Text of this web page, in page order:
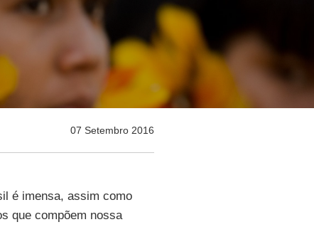
07 Setembro 2016
é imensa, assim como
que compõem nossa